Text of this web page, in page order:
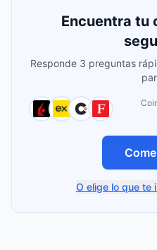
Encuentra tu
Responde 3 preguntas
O elige lo que te